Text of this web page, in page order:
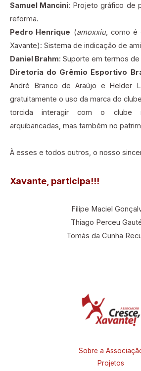
Samuel Mancini: Projeto gráfico de
reforma.
Pedro Henrique (amoxxiu, como é
Xavante): Sistema de indicação de
Daniel Brahm: Suporte em termos de
Diretoria do Grêmio Esportivo
André Branco de Araújo e Helder
gratuitamente o uso da marca do
torcida interagir com o clube
arquibancadas, mas também no
À esses e todos outros, o nosso
Xavante, participa!!!
Filipe Maciel
Thiago Perceu
Tomás da Cunha
Sobre a
Projetos